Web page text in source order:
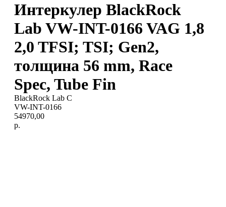
Интеркулер BlackRock
Lab VW-INT-0166 VAG 1,8
2,0 TFSI; TSI; Gen2,
толщина 56 mm, Race
Spec, Tube Fin
BlackRock Lab C
VW-INT-0166
54970,00
р.